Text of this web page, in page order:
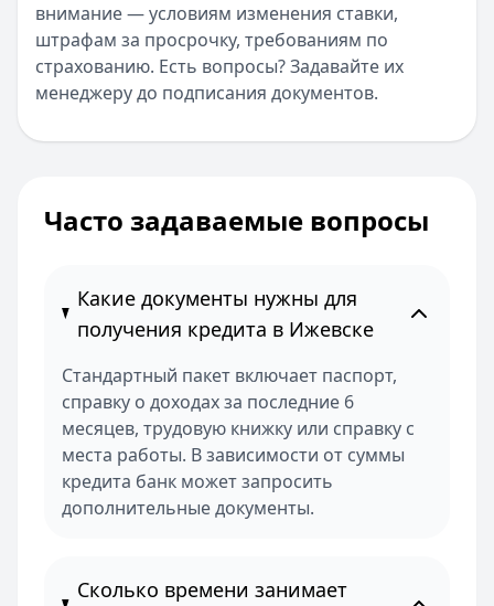
внимание — условиям изменения ставки,
штрафам за просрочку, требованиям по
страхованию. Есть вопросы? Задавайте их
менеджеру до подписания документов.
Часто задаваемые вопросы
Какие документы нужны для
получения кредита в Ижевске
Стандартный пакет включает паспорт,
справку о доходах за последние 6
месяцев, трудовую книжку или справку с
места работы. В зависимости от суммы
кредита банк может запросить
дополнительные документы.
Сколько времени занимает